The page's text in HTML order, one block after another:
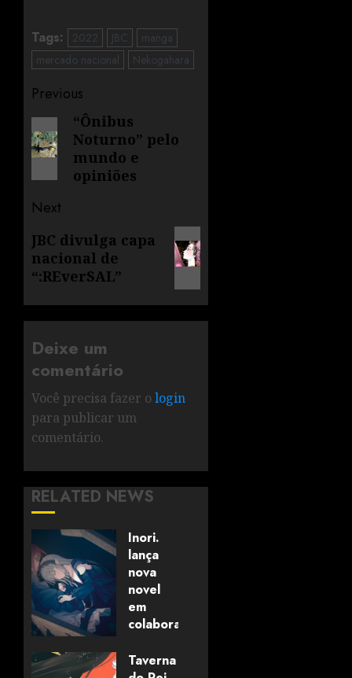
Tags: 2022 JBC
manga
mercado nacional
Nekogahara
Previous
“Ônibus
Noturno” pelo
mundo e
opiniões
Next
JBC divulga capa
nacional de
“:REverSAL”
Deixe um
comentário
Você precisa fazer o login
para publicar um
comentário.
RELATED NEWS
Inori.
lança
nova
novel
em
colaboração
editora
Taverna